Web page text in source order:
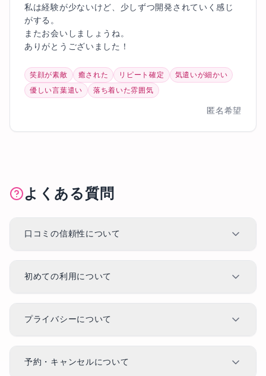
私は経験が少ないけど、少しずつ開発されていく感じ
がする。
またお会いしましょうね。
ありがとうございました！
笑顔が素敵 癒された リピート確定
気遣いが細かい
優しい言葉遣い
落ち着いた雰囲気
匿名希望
よくある質問
口コミの信頼性について
初めての利用について
プライバシーについて
予約・キャンセルについて